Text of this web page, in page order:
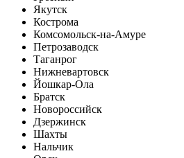
Якутск
Кострома
Комсомольск-на-Амуре
Петрозаводск
Таганрог
Нижневартовск
Йошкар-Ола
Братск
Новороссийск
Дзержинск
Шахты
Нальчик